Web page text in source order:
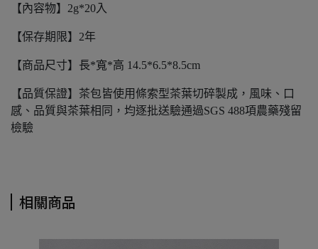
【內容物】2g*20入
【保存期限】2年
【商品尺寸】長*寬*高 14.5*6.5*8.5cm
【品質保證】茶包皆使用條索型茶葉切碎製成，風味、口
感、品質與茶葉相同，均逐批送驗通過SGS 488項農藥殘留
檢驗
相關商品